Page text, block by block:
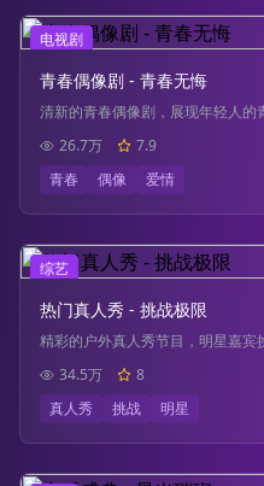
电视剧
青春偶像剧 - 青春无悔
清新的青春偶像剧，展现年轻人的
26.7万
7.9
青春
偶像 爱情
综艺
热门真人秀 - 挑战极限
精彩的户外真人秀节目，明星嘉宾
34.5万
8
真人秀
挑战 明星